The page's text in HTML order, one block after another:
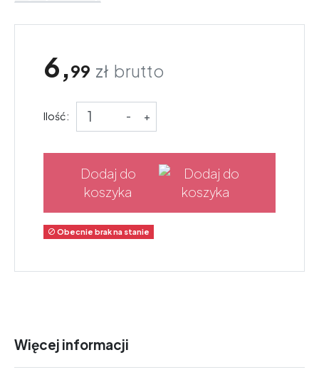
6,99 zł brutto
Ilość: - +
Dodaj do
koszyka
 Obecnie brak na stanie
Więcej informacji